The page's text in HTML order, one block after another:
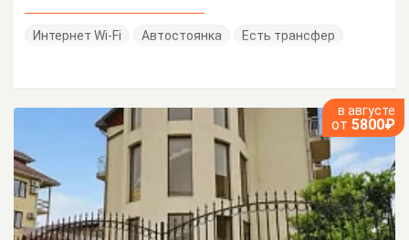
Интернет Wi-Fi Автостоянка Есть трансфер
в августе
от 5800₽